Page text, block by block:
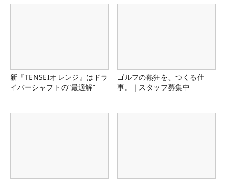
新『TENSEIオレンジ』はドラ
イバーシャフトの“最適解”
ゴルフの熱狂を、つくる仕
事。｜スタッフ募集中